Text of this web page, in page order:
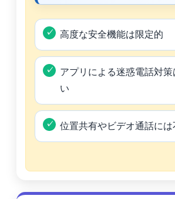
高度な安全機能は限定的
アプリによる迷惑電話対策
い
位置共有やビデオ通話には